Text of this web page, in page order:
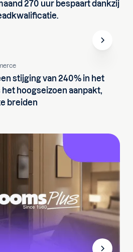
270 uur bespaart dankzij
stijging van 240% in het
hoogseizoen aanpakt,
breiden